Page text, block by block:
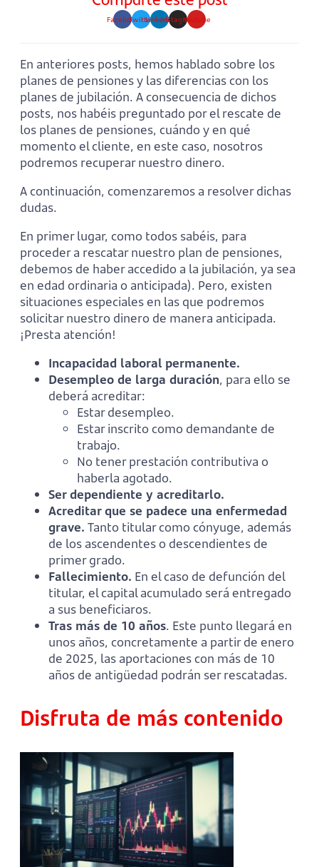
FacebookTwitterLinkedinInstagramYoutube
En anteriores posts, hemos hablado sobre los
planes de pensiones y las diferencias con los
planes de jubilación. A consecuencia de dichos
posts, nos habéis preguntado por el rescate de
los planes de pensiones, cuándo y en qué
momento el cliente, en este caso, nosotros
podremos recuperar nuestro dinero.
A continuación, comenzaremos a resolver dichas
dudas.
En primer lugar, como todos sabéis, para
proceder a rescatar nuestro plan de pensiones,
debemos de haber accedido a la jubilación, ya sea
en edad ordinaria o anticipada). Pero, existen
situaciones especiales en las que podremos
solicitar nuestro dinero de manera anticipada.
¡Presta atención!
Incapacidad laboral permanente.
Desempleo de larga duración, para ello se
deberá acreditar:
Estar desempleo.
Estar inscrito como demandante de
trabajo.
No tener prestación contributiva o
haberla agotado.
Ser dependiente y acreditarlo.
Acreditar que se padece una enfermedad
grave. Tanto titular como cónyuge, además
de los ascendentes o descendientes de
primer grado.
Fallecimiento. En el caso de defunción del
titular, el capital acumulado será entregado
a sus beneficiaros.
Tras más de 10 años. Este punto llegará en
unos años, concretamente a partir de enero
de 2025, las aportaciones con más de 10
años de antigüedad podrán ser rescatadas.
Disfruta de más contenido